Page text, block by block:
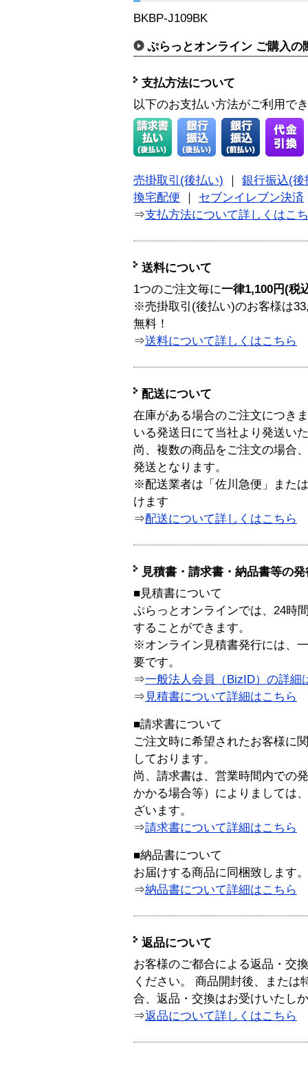
BKBP-J109BK
ぷらっとオンライン ご購入の
支払方法について
以下のお支払い方法がご利用で
売掛取引(後払い)
銀行振込(後
換宅配便
セブンイレブン決済
⇒支払方法について詳しくはこ
送料について
1つのご注文毎に一律1,100円(税
※売掛取引(後払い)のお客様は
無料！
⇒送料について詳しくはこちら
配送について
在庫がある場合のご注文につき
いる発送日にて当社より発送い
尚、複数の商品をご注文の場合
発送となります。
※配送業者は「佐川急便」また
けます
⇒配送について詳しくはこちら
見積書・請求書・納品書等の
■見積書について
ぷらっとオンラインでは、24時
することができます。
※オンライン見積書発行には、
要です。
⇒一般法人会員（BizID）の詳細
⇒ 見積書について詳細はこちら
■請求書について
ご注文時に希望されたお客様に
しております。
尚、請求書は、営業時間内での
かかる場合等）によりましては
ざいます。
⇒請求書について詳細はこちら
■納品書について
お届けする商品に同梱致します。
⇒納品書について詳細はこちら
返品について
お客様のご都合による返品・交
ください。 商品開封後、または
合、返品・交換はお受けいたし
⇒返品について詳しくはこちら